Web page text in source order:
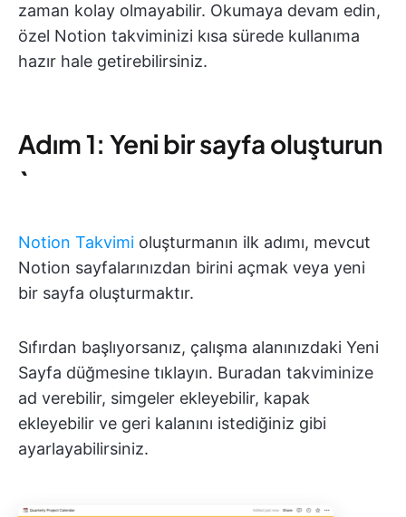
zaman kolay olmayabilir. Okumaya devam edin,
özel Notion takviminizi kısa sürede kullanıma
hazır hale getirebilirsiniz.
Adım 1: Yeni bir sayfa oluşturun
`
Notion Takvimi oluşturmanın ilk adımı, mevcut
Notion sayfalarınızdan birini açmak veya yeni
bir sayfa oluşturmaktır.
Sıfırdan başlıyorsanız, çalışma alanınızdaki Yeni
Sayfa düğmesine tıklayın. Buradan takviminize
ad verebilir, simgeler ekleyebilir, kapak
ekleyebilir ve geri kalanını istediğiniz gibi
ayarlayabilirsiniz.